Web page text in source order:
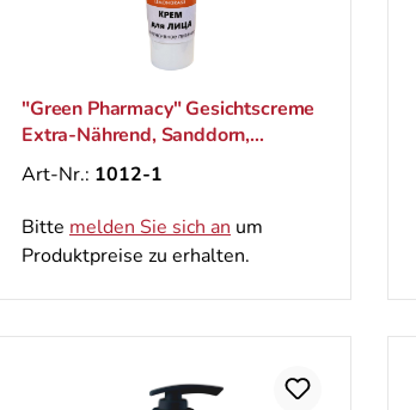
"Green Pharmacy" Gesichtscreme
Extra-Nährend, Sanddorn,
Zitronengras, Kokosnuss und
Sheabutter, 100 ml
Art-Nr.: 1012-1
Bitte melden Sie sich an um
Produktpreise zu erhalten.